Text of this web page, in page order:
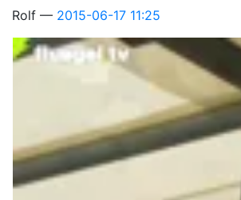
Rolf 2015-06-17 11:25